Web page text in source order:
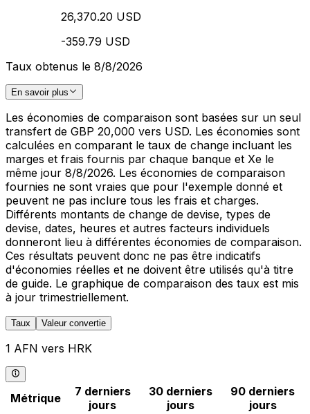
26,370.20 USD
-359.79 USD
Taux obtenus le 8/8/2026
En savoir plus
Les économies de comparaison sont basées sur un seul
transfert de GBP 20,000 vers USD. Les économies sont
calculées en comparant le taux de change incluant les
marges et frais fournis par chaque banque et Xe le
même jour 8/8/2026. Les économies de comparaison
fournies ne sont vraies que pour l'exemple donné et
peuvent ne pas inclure tous les frais et charges.
Différents montants de change de devise, types de
devise, dates, heures et autres facteurs individuels
donneront lieu à différentes économies de comparaison.
Ces résultats peuvent donc ne pas être indicatifs
d'économies réelles et ne doivent être utilisés qu'à titre
de guide. Le graphique de comparaison des taux est mis
à jour trimestriellement.
Taux Valeur convertie
1 AFN vers HRK
Métrique
7 derniers
jours
30 derniers
jours
90 derniers
jours